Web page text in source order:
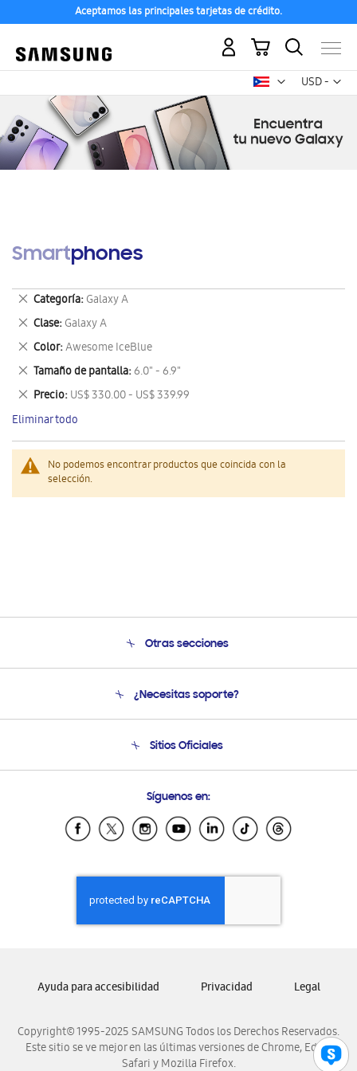
Aceptamos las principales tarjetas de crédito.
USD -
dólar
Mi carrito
Smartphones
No podemos encontrar productos que coincida con la
selección.
Categoría Galaxy A
Eliminar
este
artículo
Clase Galaxy A
Eliminar
este
artículo
Color Awesome IceBlue
Eliminar
este
artículo
Tamaño de pantalla 6.0" - 6.9"
Eliminar
este
artículo
Precio US$ 330.00 - US$ 339.99
Eliminar
este
artículo
Eliminar todo
Otras secciones
Soporte
Condiciones de Compra
¿Necesitas soporte?
Soporte vía eMail
Sitios Oficiales
Samsung Ecuador
Samsung El Salvador
Samsung Honduras
Samsung Nicaragua
Samsung Panamá
Samsung Venezuela
Síguenos en:
Copyright© 1995-2025 SAMSUNG Todos los Derechos Reservados.
Este sitio se ve mejor en las últimas versiones de Chrome, Edge,
Safari y Mozilla Firefox.
Ayuda para accesibilidad Privacidad Legal